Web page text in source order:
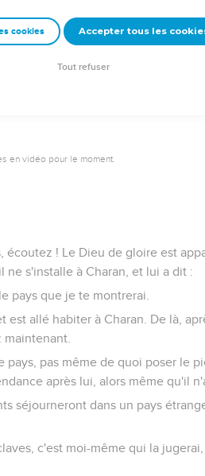
les regards fixés sur
en vidéo pour le moment.
écoutez ! Le Dieu de gloire est
s'installe à Charan, et lui a dit :
pays que je te montrerai.
est allé habiter à Charan. De là,
maintenant.
pas même de quoi poser le
après lui, alors même qu'il
séjourneront dans un pays
c'est moi-même qui la
cookies Accepter tous les
Tout refuser